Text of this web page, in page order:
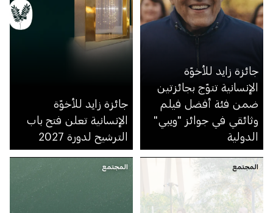
جائزة زايد للأخوّة
الإنسانية تتوّج بجائزتين
ضمن فئة أفضل فيلم
وثائقي في جوائز "ويبي"
الدولية
جائزة زايد للأخوّة
الإنسانية تعلن فتح باب
الترشيح لدورة 2027
المجتمع المجتمع